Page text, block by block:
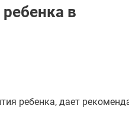
в
ребенка, дает